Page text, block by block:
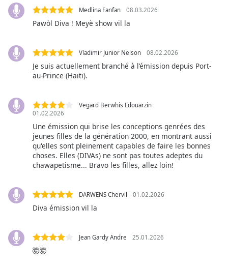
subtitles
off
Audio
Track
Fullscreen
This
dialog
Escape
will
Medlina Fanfan 08.03.2026
Pawòl Diva ! Meyè show vil la
Vladimir Junior Nelson 08.02.2026
Je suis actuellement branché à l’émission depuis Port-
au-Prince (Haïti).
Vegard Berwhis Edouarzin
01.02.2026
Une émission qui brise les conceptions genrées des
jeunes filles de la génération 2000, en montrant aussi
qu'elles sont pleinement capables de faire les bonnes
choses. Elles (DIVAs) ne sont pas toutes adeptes du
chawapetisme... Bravo les filles, allez loin!
DARWENS Chervil 01.02.2026
Diva émission vil la
Jean Gardy Andre 25.01.2026
🤯🤯